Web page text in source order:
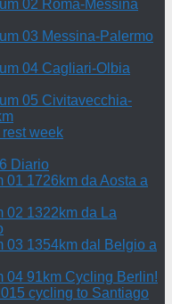
02 Roma-Messina
03 Messina-Palermo
04 Cagliari-Olbia
05 Civitavecchia-
week
Diario
01 1726km da Aosta a
02 1322km da La
03 1354km dal Belgio a
04 91km Cycling Berlin!
cycling to Santiago